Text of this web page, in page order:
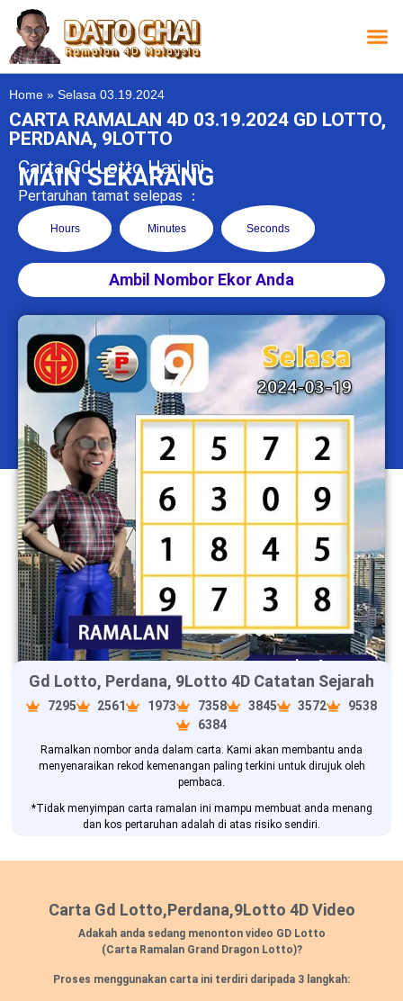
Home » Selasa 03.19.2024
CARTA RAMALAN 4D 03.19.2024 GD LOTTO,
PERDANA, 9LOTTO
Carta Gd Lotto Hari Ini
MAIN SEKARANG
Pertaruhan tamat selepas ：
Hours Minutes Seconds
Ambil Nombor Ekor Anda
Gd Lotto, Perdana, 9Lotto 4D Catatan Sejarah
7295 2561 1973 7358 3845 3572
9538
6384
Ramalkan nombor anda dalam carta. Kami akan membantu anda
menyenaraikan rekod kemenangan paling terkini untuk dirujuk oleh
pembaca.
*Tidak menyimpan carta ramalan ini mampu membuat anda menang
dan kos pertaruhan adalah di atas risiko sendiri.
Carta Gd Lotto,Perdana,9Lotto 4D Video
Adakah anda sedang menonton video GD Lotto
(Carta Ramalan Grand Dragon Lotto)?
Proses menggunakan carta ini terdiri daripada 3 langkah: